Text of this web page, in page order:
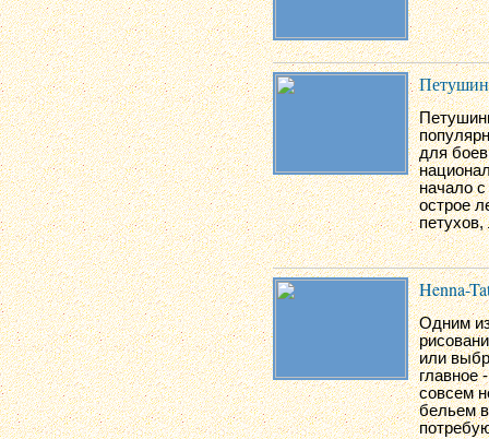
для
начало
острое
Henna-
Одним
или
главное
совсем
бельем